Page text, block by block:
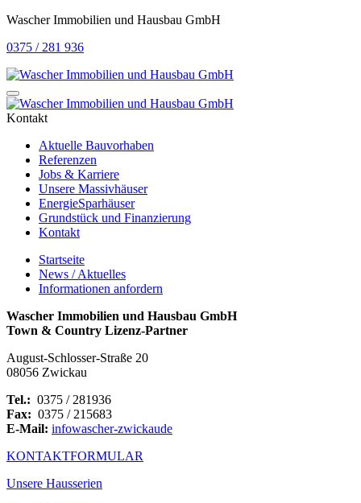
Wascher Immobilien und Hausbau GmbH
0375 / 281 936
Kontakt
Aktuelle Bauvorhaben
Referenzen
Jobs & Karriere
Unsere Massivhäuser
EnergieSparhäuser
Grundstück und Finanzierung
Kontakt
Startseite
News / Aktuelles
Informationen anfordern
Wascher Immobilien und Hausbau GmbH
Town & Country Lizenz-Partner
August-Schlosser-Straße 20
08056 Zwickau
Tel.: 0375 / 281936
Fax: 0375 / 215683
E-Mail: infowascher-zwickaude
KONTAKTFORMULAR
Unsere Hausserien